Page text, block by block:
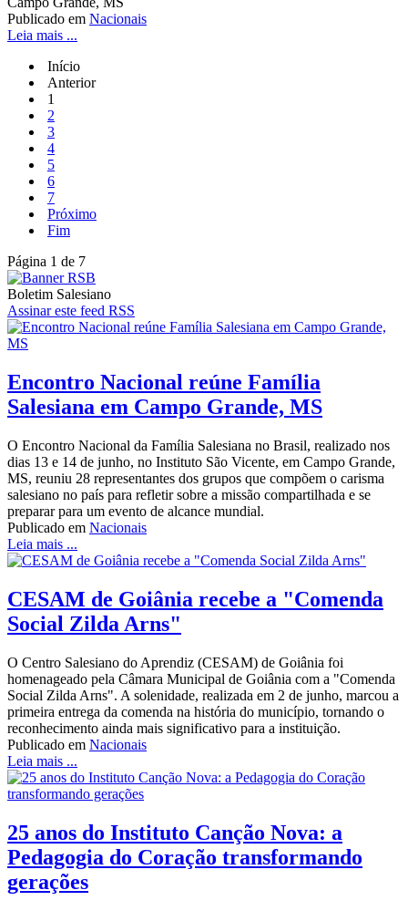
Publicado em Nacionais
Leia mais ...
Início
Anterior
1
2
3
4
5
6
7
Próximo
Fim
Página 1 de 7
Boletim Salesiano
Assinar este feed RSS
Encontro Nacional reúne Família
Salesiana em Campo Grande, MS
O Encontro Nacional da Família Salesiana no Brasil, realizado nos
dias 13 e 14 de junho, no Instituto São Vicente, em Campo Grande,
MS, reuniu 28 representantes dos grupos que compõem o carisma
salesiano no país para refletir sobre a missão compartilhada e se
preparar para um evento de alcance mundial.
Publicado em Nacionais
Leia mais ...
CESAM de Goiânia recebe a "Comenda
Social Zilda Arns"
O Centro Salesiano do Aprendiz (CESAM) de Goiânia foi
homenageado pela Câmara Municipal de Goiânia com a "Comenda
Social Zilda Arns". A solenidade, realizada em 2 de junho, marcou a
primeira entrega da comenda na história do município, tornando o
reconhecimento ainda mais significativo para a instituição.
Publicado em Nacionais
Leia mais ...
25 anos do Instituto Canção Nova: a
Pedagogia do Coração transformando
gerações